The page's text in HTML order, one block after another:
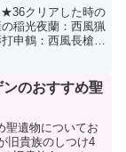
★36クリアした時の
稲光夜蘭：西風猟
申鶴：西風長槍モ
ンのおすすめ聖
聖遺物についてお
旧貴族のしつけ4